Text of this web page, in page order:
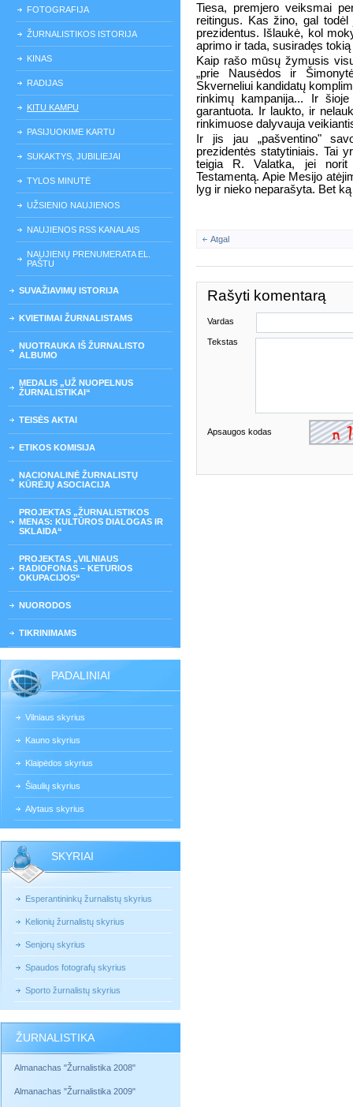
FOTOGRAFIJA
ŽURNALISTIKOS ISTORIJA
KINAS
RADIJAS
KITU KAMPU
PASIJUOKIME KARTU
SUKAKTYS, JUBILIEJAI
TYLOS MINUTĖ
UŽSIENIO NAUJIENOS
NAUJIENOS RSS KANALAIS
NAUJIENŲ PRENUMERATA EL.
PAŠTU
SUVAŽIAVIMŲ ISTORIJA
KVIETIMAI ŽURNALISTAMS
NUOTRAUKA IŠ ŽURNALISTO
ALBUMO
MEDALIS „UŽ NUOPELNUS
ŽURNALISTIKAI“
TEISĖS AKTAI
ETIKOS KOMISIJA
NACIONALINĖ ŽURNALISTŲ
KŪRĖJŲ ASOCIACIJA
PROJEKTAS „ŽURNALISTIKOS
MENAS: KULTŪROS DIALOGAS IR
SKLAIDA“
PROJEKTAS „VILNIAUS
RADIOFONAS – KETURIOS
OKUPACIJOS“
NUORODOS
TIKRINIMAMS
PADALINIAI
Vilniaus skyrius
Kauno skyrius
Klaipėdos skyrius
Šiaulių skyrius
Alytaus skyrius
SKYRIAI
Esperantininkų žurnalistų skyrius
Kelionių žurnalistų skyrius
Senjorų skyrius
Spaudos fotografų skyrius
Sporto žurnalistų skyrius
ŽURNALISTIKA
Almanachas "Žurnalistika 2008"
Almanachas "Žurnalistika 2009"
Tiesa, premjero veiksmai
reitingus. Kas žino, gal
prezidentus. Išlaukė, kol
aprimo ir tada, susiradęs
Kaip rašo mūsų žymusis
„prie Nausėdos ir
Skverneliui kandidatų
rinkimų kampanija... Ir
garantuota. Ir laukto, ir
rinkimuose dalyvauja
Ir jis jau „pašventino"
prezidentės statytiniais. Tai
teigia R. Valatka, jei
Testamentą. Apie Mesijo
lyg ir nieko neparašyta. Bet
Atgal
Rašyti komentarą
Vardas
Tekstas
Apsaugos kodas